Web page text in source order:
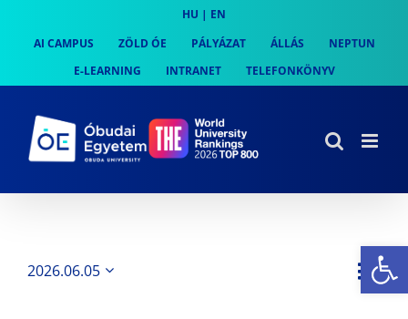
content
HU | EN
AI CAMPUS
ZÖLD ÓE PÁLYÁZAT ÁLLÁS
NEPTUN
E-LEARNING
INTRANET TELEFONKÖNYV
Nap
2026.06.05